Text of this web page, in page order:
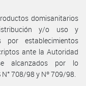
domisanitarios
y/o uso y
por establecimientos
ante la Autoridad
alcanzados por lo
708/98 y Nº 709/98.